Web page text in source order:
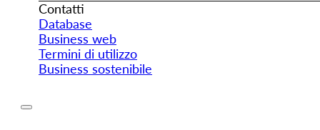
Contatti
Database
Business web
Termini di utilizzo
Business sostenibile